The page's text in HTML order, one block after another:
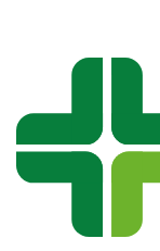
principale
Germanà